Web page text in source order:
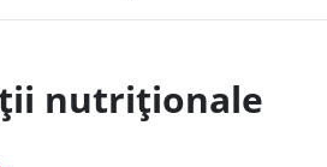
nutriționale